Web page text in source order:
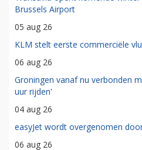
Brussels Airport
05 aug 26
KLM stelt eerste commerciële
06 aug 26
Groningen vanaf nu verbonden
uur rijden'
04 aug 26
easyJet wordt overgenomen
06 aug 26